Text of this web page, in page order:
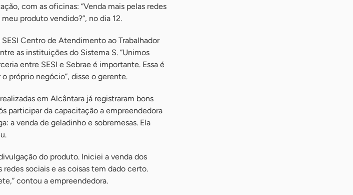
com as oficinas: “Venda mais pelas redes
produto vendido?”, no dia 12.
Centro de Atendimento ao Trabalhador
as instituições do Sistema S. “Unimos
entre SESI e Sebrae é importante. Essa é
próprio negócio”, disse o gerente.
em Alcântara já registraram bons
participar da capacitação a empreendedora
a venda de geladinho e sobremesas. Ela
do produto. Iniciei a venda dos
sociais e as coisas tem dado certo.
contou a empreendedora.